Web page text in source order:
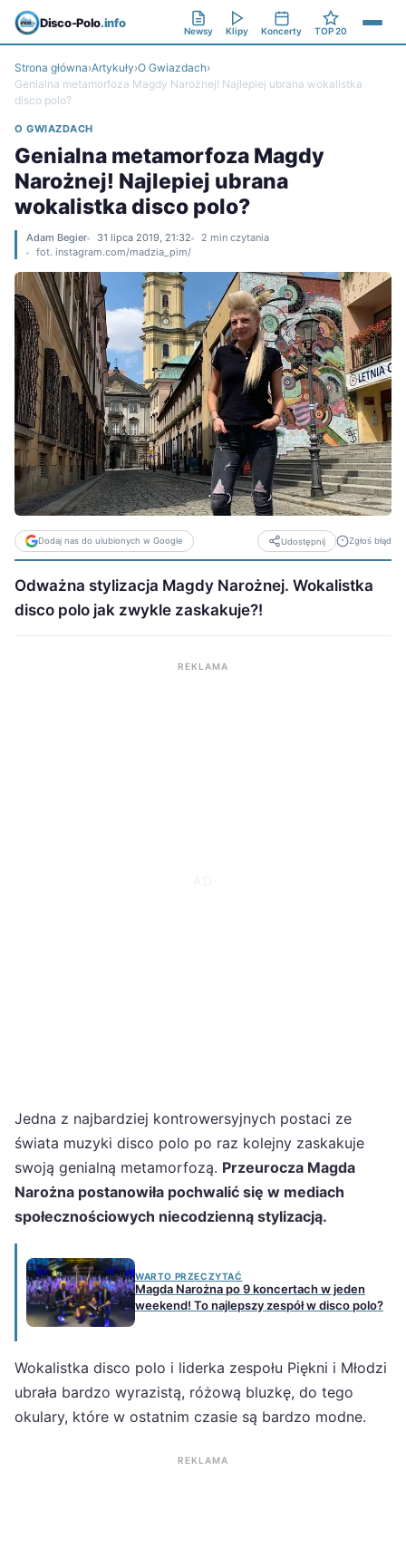
Disco-Polo.info
Newsy Klipy Koncerty TOP 20
Strona główna›Artykuły›O Gwiazdach›
Genialna metamorfoza Magdy Narożnej! Najlepiej ubrana wokalistka
disco polo?
O GWIAZDACH
Genialna metamorfoza Magdy
Narożnej! Najlepiej ubrana
wokalistka disco polo?
Adam Begier 31 lipca 2019, 21:32
2 min czytania
fot. instagram.com/madzia_pim/
Dodaj nas do ulubionych w Google Udostępnij Zgłoś błąd
Odważna stylizacja Magdy Narożnej. Wokalistka
disco polo jak zwykle zaskakuje?!
REKLAMA
Jedna z najbardziej kontrowersyjnych postaci ze
świata muzyki disco polo po raz kolejny zaskakuje
swoją genialną metamorfozą. Przeurocza Magda
Narożna postanowiła pochwalić się w mediach
społecznościowych niecodzienną stylizacją.
WARTO PRZECZYTAĆ
Magda Narożna po 9 koncertach w jeden
weekend! To najlepszy zespół w disco polo?
Wokalistka disco polo i liderka zespołu Piękni i Młodzi
ubrała bardzo wyrazistą, różową bluzkę, do tego
okulary, które w ostatnim czasie są bardzo modne.
REKLAMA